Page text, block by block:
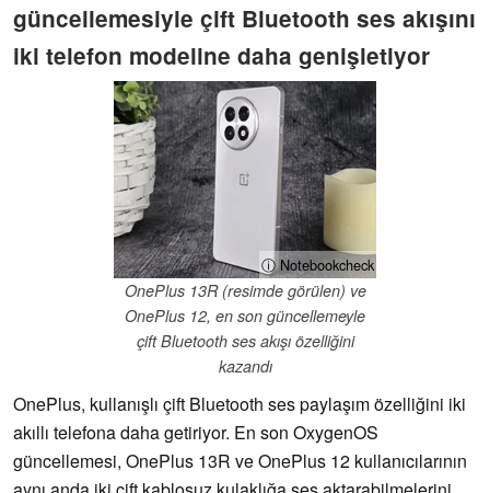
güncellemesiyle çift Bluetooth ses akışını
iki telefon modeline daha genişletiyor
ⓘ Notebookcheck
OnePlus 13R (resimde görülen) ve
OnePlus 12, en son güncellemeyle
çift Bluetooth ses akışı özelliğini
kazandı
OnePlus, kullanışlı çift Bluetooth ses paylaşım özelliğini iki
akıllı telefona daha getiriyor. En son OxygenOS
güncellemesi, OnePlus 13R ve OnePlus 12 kullanıcılarının